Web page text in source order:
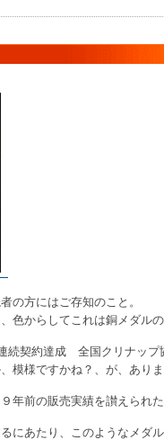
の方にはご存知のこと。
からしてこれは銅メダル
契約達成 全国クリナップ
模様ですかね？、が、ありま
年前の販売実績を讃えられた
あたり、このようなメダ